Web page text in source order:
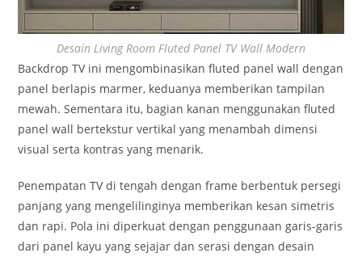
Desain Living Room Fluted Panel TV Wall Modern
Backdrop TV ini mengombinasikan fluted panel wall dengan
panel berlapis marmer, keduanya memberikan tampilan
mewah. Sementara itu, bagian kanan menggunakan fluted
panel wall bertekstur vertikal yang menambah dimensi
visual serta kontras yang menarik.
Penempatan TV di tengah dengan frame berbentuk persegi
panjang yang mengelilinginya memberikan kesan simetris
dan rapi. Pola ini diperkuat dengan penggunaan garis-garis
dari panel kayu yang sejajar dan serasi dengan desain